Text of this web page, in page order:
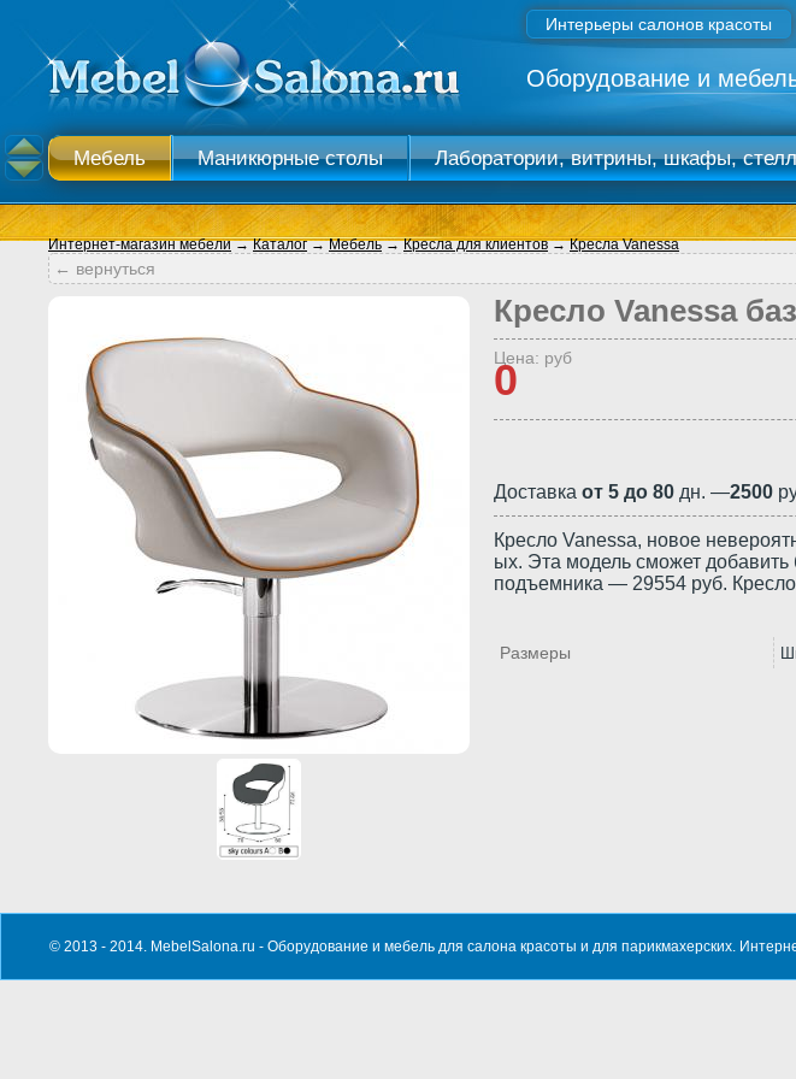
Оборудование и
Интерьеры салонов красоты
Мебель Маникюрные столы Лаборатории, витрины, шкафы,
Косметологический кабинет
Раковины и мебель под раковины
Интернет-магазин мебели→Каталог→Мебель→Кресла для клиентов→Кресла Vanessa
← вернуться
Кресло Vanessa
Цена: руб
0
Доставка oт 5 до 80 дн. —2500
Кресло Vanessa, новое
ых. Эта модель сможет добавить
подъемника — 29554 руб.
Размеры
© 2013 - 2014. MebelSalona.ru - Оборудование и мебель для салона красоты и для парикмахерских.